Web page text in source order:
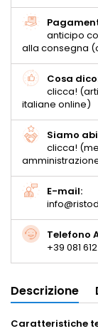
anticipo
alla consegna
Cosa
clicca!
italiane online)
Siamo
clicca!
E-mail:
Telefono
+39 081
Descrizione
Caratteristiche